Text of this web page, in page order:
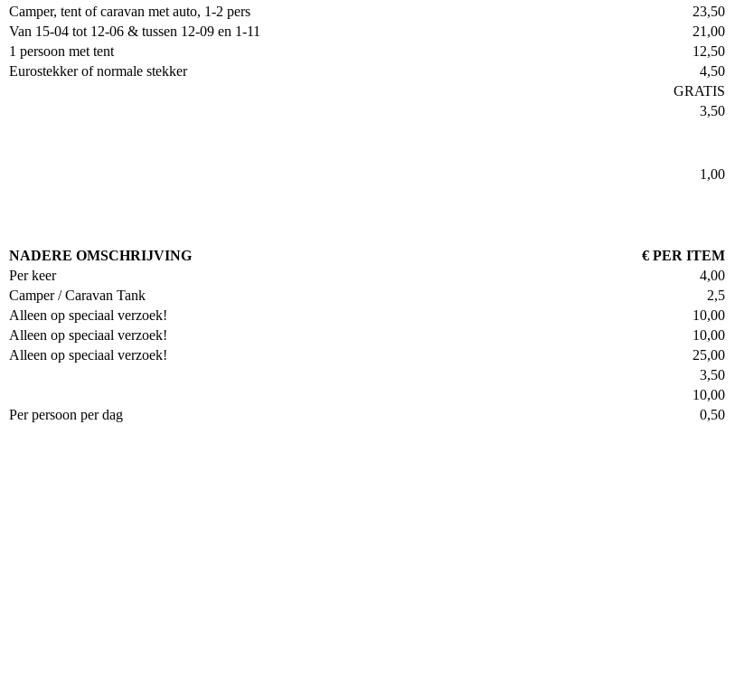
Camper, tent of caravan met auto, 1-2 pers
23,50
Van 15-04 tot 12-06 & tussen 12-09 en 1-11
21,00
1 persoon met tent
12,50
Eurostekker of normale stekker
4,50
GRATIS
3,50
1,00
NADERE OMSCHRIJVING
€ PER ITEM
Per keer
4,00
Camper / Caravan Tank
2,5
Alleen op speciaal verzoek!
10,00
Alleen op speciaal verzoek!
10,00
Alleen op speciaal verzoek!
25,00
3,50
10,00
Per persoon per dag 0,50